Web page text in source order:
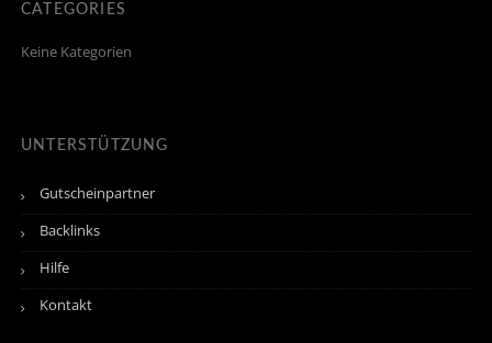
CATEGORIES
Keine Kategorien
UNTERSTÜTZUNG
Gutscheinpartner
Backlinks
Hilfe
Kontakt